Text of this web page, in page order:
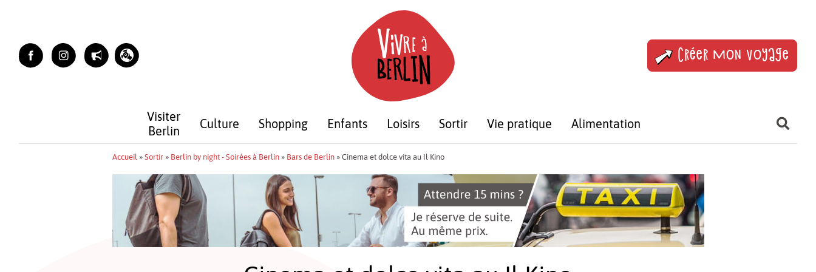
Créer mon voyage
Visiter
Berlin
Culture Shopping Enfants Loisirs Sortir Vie pratique Alimentation
Accueil » Sortir» Berlin by night - Soirées à Berlin» Bars de Berlin» Cinema et dolce vita au Il Kino